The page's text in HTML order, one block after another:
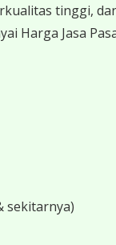
tinggi,
Harga Jasa
sekitarnya)